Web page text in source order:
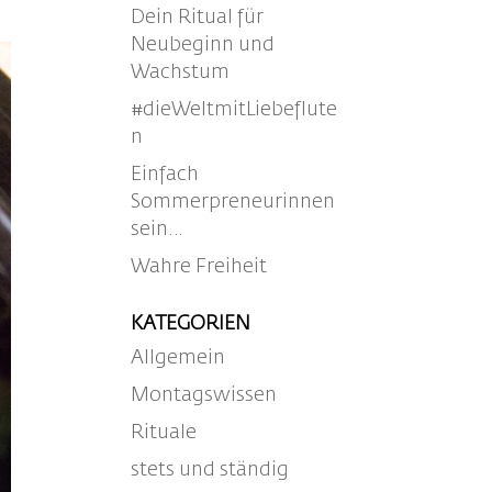
Dein Ritual für
Neubeginn und
Wachstum
#dieWeltmitLiebeflute
n
Einfach
Sommerpreneurinnen
sein…
Wahre Freiheit
KATEGORIEN
Allgemein
Montagswissen
Rituale
stets und ständig